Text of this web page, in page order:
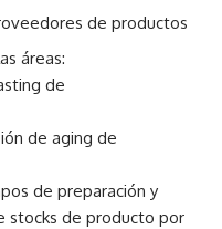
de productos
áreas:
de
de aging de
de preparación y
stocks de producto por